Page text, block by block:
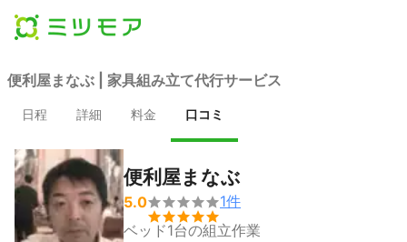
便利屋まなぶ | 家具組み立て代行サービス
日程 詳細 料金 口コミ
便利屋まなぶ
5.0

1件
ベッド1台の組立作業